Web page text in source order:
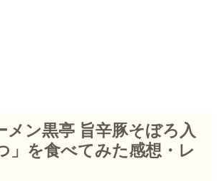
メン黒亭 旨辛豚そぼろ入
」を食べてみた感想・レ